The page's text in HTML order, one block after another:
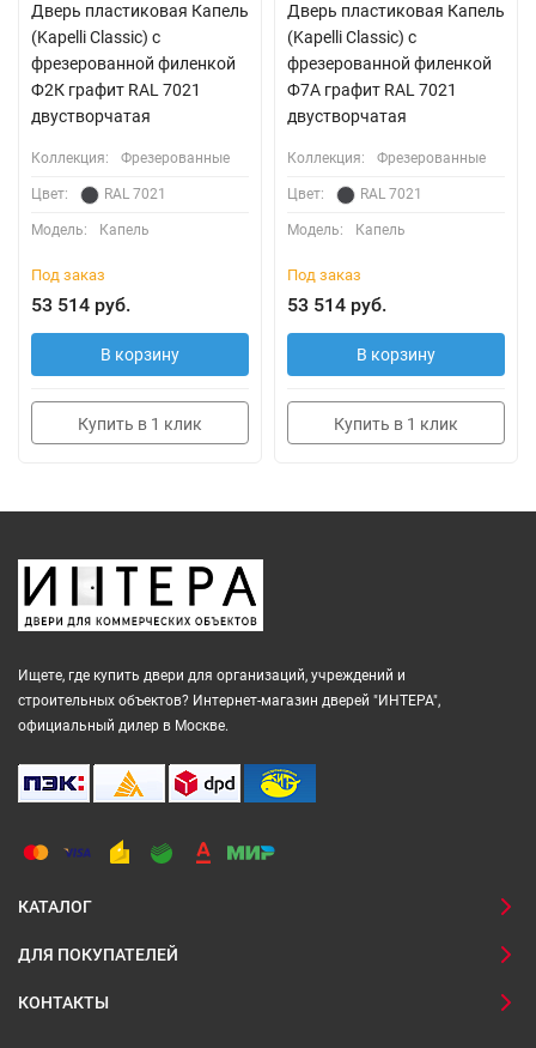
Дверь пластиковая Капель
(Kapelli Classic) с
фрезерованной филенкой
Ф2К графит RAL 7021
двустворчатая
Коллекция: Фрезерованные
Цвет: RAL 7021
Модель: Капель
Под заказ
53 514 руб.
В корзину
Купить в 1 клик
Дверь пластиковая Капель
(Kapelli Classic) с
фрезерованной филенкой
Ф7А графит RAL 7021
двустворчатая
Коллекция: Фрезерованные
Цвет: RAL 7021
Модель: Капель
Под заказ
53 514 руб.
В корзину
Купить в 1 клик
Ищете, где купить двери для организаций, учреждений и
строительных объектов? Интернет-магазин дверей "ИНТЕРА",
официальный дилер в Москве.
КАТАЛОГ
ДЛЯ ПОКУПАТЕЛЕЙ
КОНТАКТЫ